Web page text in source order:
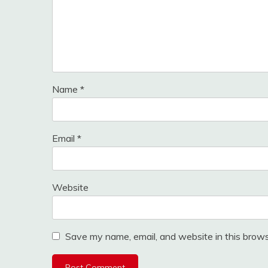
Name *
Email *
Website
Save my name, email, and website in this